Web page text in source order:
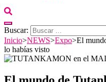
Buscar:
Inicio>NEWS>Expo>El
lo habías visto